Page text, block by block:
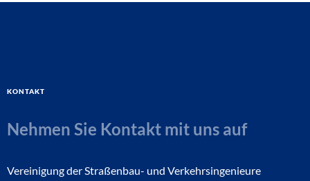
Kontakt
Nehmen Sie Kontakt mit uns auf
Vereinigung der Straßenbau- und Verkehrsingenieure